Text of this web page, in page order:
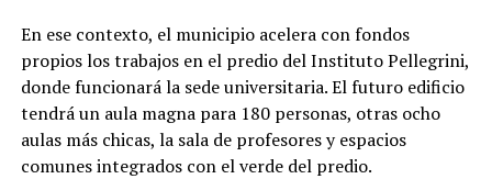
En ese contexto, el municipio acelera con fondos
propios los trabajos en el predio del Instituto Pellegrini,
donde funcionará la sede universitaria. El futuro edificio
tendrá un aula magna para 180 personas, otras ocho
aulas más chicas, la sala de profesores y espacios
comunes integrados con el verde del predio.